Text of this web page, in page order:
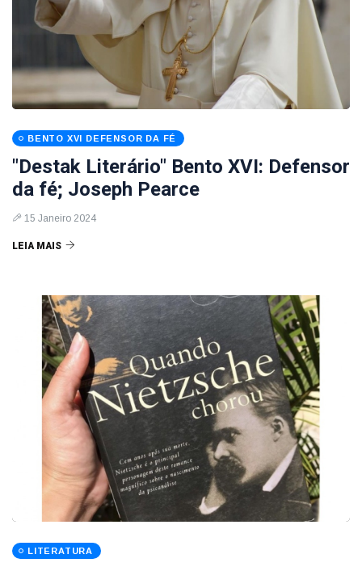
BENTO XVI DEFENSOR DA FÉ
"Destak Literário" Bento XVI: Defensor
da fé; Joseph Pearce
15 Janeiro 2024
LEIA MAIS
LITERATURA